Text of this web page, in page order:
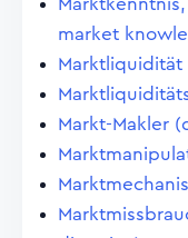
market
Markt-Makler